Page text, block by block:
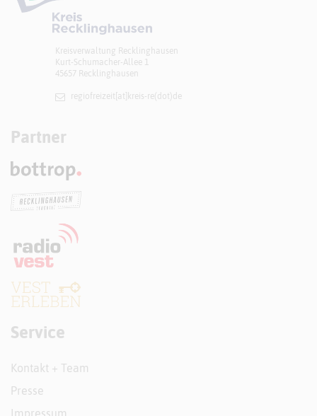
Kreisverwaltung Recklinghausen
Kurt-Schumacher-Allee 1
45657 Recklinghausen
regiofreizeit[at]​kreis-re(dot)de
Partner
Service
Kontakt + Team
Presse